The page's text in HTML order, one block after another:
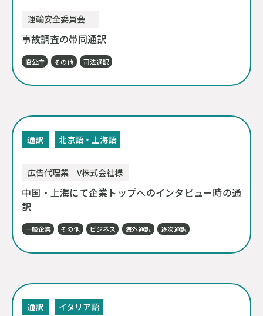
運輸安全委員会
事故調査の帯同通訳
官公庁 その他 司法通訳
通訳 北京語・上海語
広告代理業 V株式会社様
中国・上海にて企業トップへのインタビュー時の通
訳
一般企業 その他 ビジネス 海外通訳 逐次通訳
通訳 イタリア語